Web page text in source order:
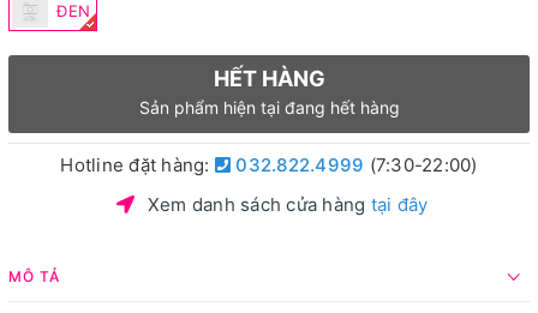
ĐEN
HẾT HÀNG
Sản phẩm hiện tại đang hết hàng
Hotline đặt hàng: 032.822.4999 (7:30-22:00)
Xem danh sách cửa hàng tại đây
MÔ TẢ